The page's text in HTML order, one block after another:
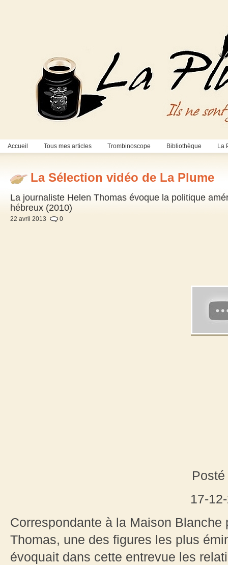
Accueil Tous mes articles Trombinoscope Bibliothèque La
La Sélection vidéo de La Plume
La journaliste Helen Thomas évoque la politique
hébreux (2010)
22 avril 2013 0
17-
Correspondante à la Maison
Thomas, une des figures les plus
évoquait dans cette entrevue les